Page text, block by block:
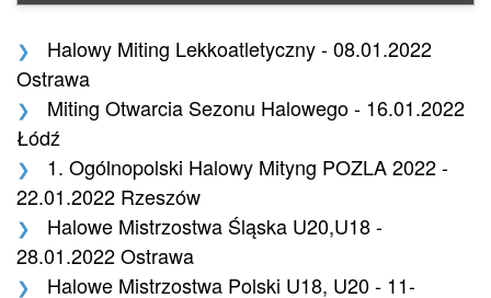
Halowy Miting Lekkoatletyczny - 08.01.2022
Ostrawa
Miting Otwarcia Sezonu Halowego - 16.01.2022
Łódź
1. Ogólnopolski Halowy Mityng POZLA 2022 -
22.01.2022 Rzeszów
Halowe Mistrzostwa Śląska U20,U18 -
28.01.2022 Ostrawa
Halowe Mistrzostwa Polski U18, U20 - 11-